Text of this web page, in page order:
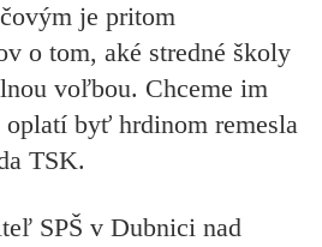
je pritom
o tom, aké stredné školy
voľbou. Chceme im
oplatí byť hrdinom remesla
TSK.
SPŠ v Dubnici nad